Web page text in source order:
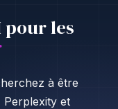
les
à être
Perplexity et